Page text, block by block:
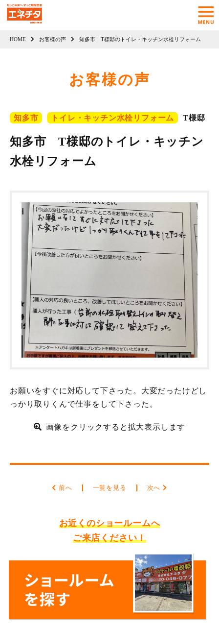
HOME お客様の声 知多市 T様邸のトイレ・キッチン水栓リフォーム
お客様の声
知多市 トイレ・キッチン水栓リフォーム T様邸
知多市 T様邸のトイレ・キッチン
水栓リフォーム
お願いをすぐに対応して下さった。大変だったけどし
っかり取りくんで仕事をして下さった。
画像をクリックすると拡大表示します
前へ 一覧を見る 次へ
お近くのショールームへ
ご来店ください！